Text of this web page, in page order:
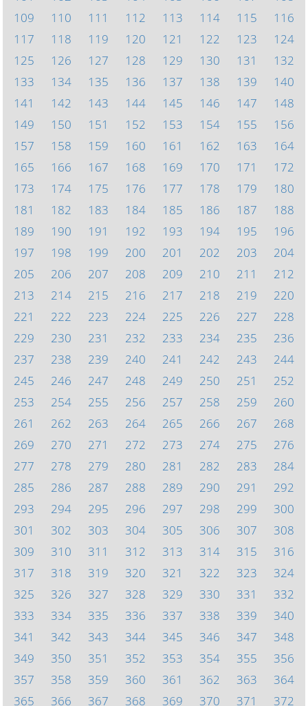
109
110 111 112 113 114 115
116
117
118 119 120 121 122 123
124
125
126 127 128 129 130 131
132
133
134 135 136 137 138 139
140
141
142 143 144 145 146 147
148
149
150 151 152 153 154 155
156
157
158 159 160 161 162 163
164
165
166 167 168 169 170 171
172
173
174 175 176 177 178 179
180
181
182 183 184 185 186 187
188
189
190 191 192 193 194 195
196
197
198 199 200 201 202 203
204
205
206 207 208 209 210 211
212
213
214 215 216 217 218 219
220
221
222 223 224 225 226 227
228
229
230 231 232 233 234 235
236
237
238 239 240 241 242 243
244
245
246 247 248 249 250 251
252
253
254 255 256 257 258 259
260
261
262 263 264 265 266 267
268
269
270 271 272 273 274 275
276
277
278 279 280 281 282 283
284
285
286 287 288 289 290 291
292
293
294 295 296 297 298 299
300
301
302 303 304 305 306 307
308
309
310 311 312 313 314 315
316
317
318 319 320 321 322 323
324
325
326 327 328 329 330 331
332
333
334 335 336 337 338 339
340
341
342 343 344 345 346 347
348
349
350 351 352 353 354 355
356
357
358 359 360 361 362 363
364
365
366 367 368 369 370 371 372